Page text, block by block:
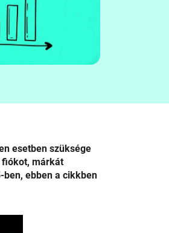
esetben szüksége
fiókot, márkát
ebben a cikkben